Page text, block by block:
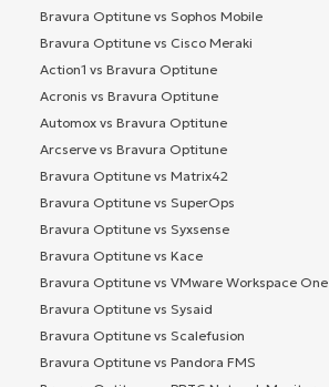
Bravura Optitune vs Sophos Mobile
Bravura Optitune vs Cisco Meraki
Action1 vs Bravura Optitune
Acronis vs Bravura Optitune
Automox vs Bravura Optitune
Arcserve vs Bravura Optitune
Bravura Optitune vs Matrix42
Bravura Optitune vs SuperOps
Bravura Optitune vs Syxsense
Bravura Optitune vs Kace
Bravura Optitune vs VMware Workspace One
Bravura Optitune vs Sysaid
Bravura Optitune vs Scalefusion
Bravura Optitune vs Pandora FMS